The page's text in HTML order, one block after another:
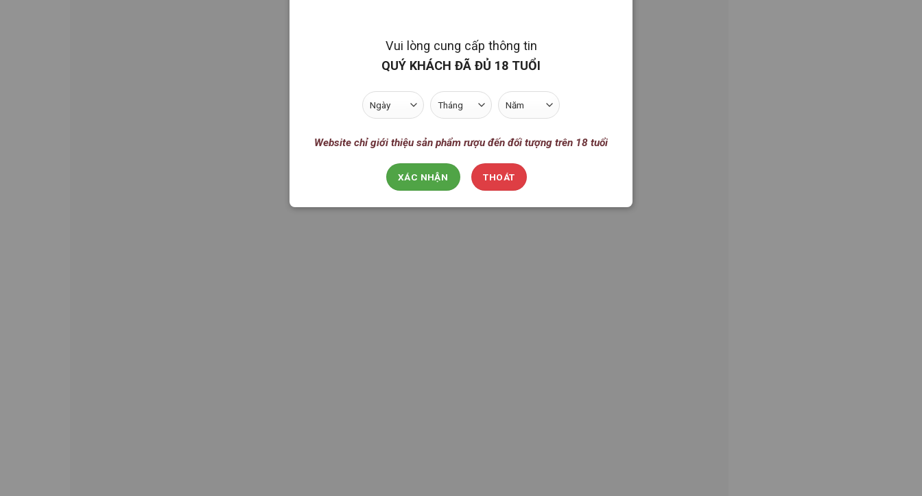
Vui lòng cung cấp thông tin
QUÝ KHÁCH ĐÃ ĐỦ 18 TUỔI
Website chỉ giới thiệu sản phẩm rượu đến đối tượng trên 18 tuổi
XÁC NHẬN THOÁT